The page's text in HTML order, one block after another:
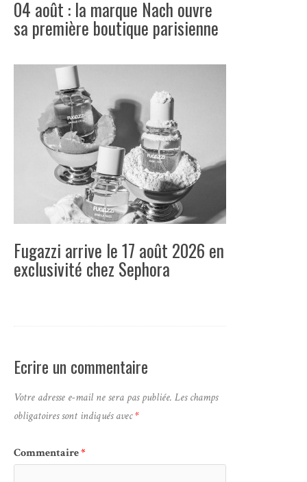
04 août : la marque Nach ouvre
sa première boutique parisienne
Fugazzi arrive le 17 août 2026 en
exclusivité chez Sephora
Ecrire un commentaire
Votre adresse e-mail ne sera pas publiée. Les champs
obligatoires sont indiqués avec*
Commentaire*